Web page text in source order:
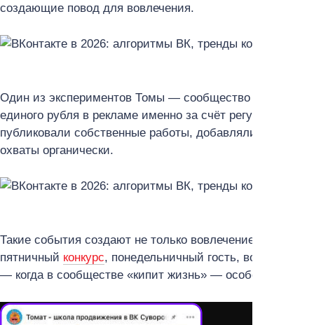
создающие повод для вовлечения.
Один из экспериментов Томы — сообщество
единого рубля в рекламе именно за счёт регулярных
публиковали собственные работы, добавляли теги,
охваты органически.
Такие события создают не только вовлечение, но и
пятничный конкурс, понедельничный гость,
— когда в сообществе «кипит жизнь» — особенно